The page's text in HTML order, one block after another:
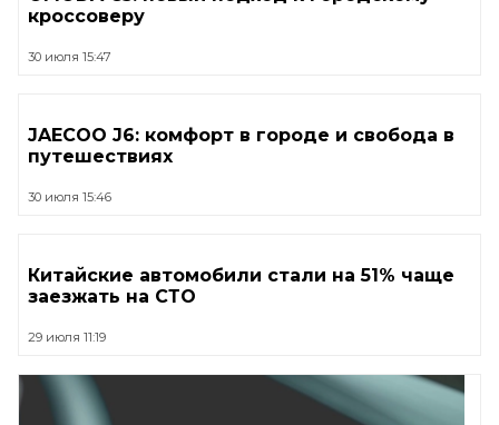
кроссоверу
30 июля 15:47
JAECOO J6: комфорт в городе и свобода в
путешествиях
30 июля 15:46
Китайские автомобили стали на 51% чаще
заезжать на СТО
29 июля 11:19